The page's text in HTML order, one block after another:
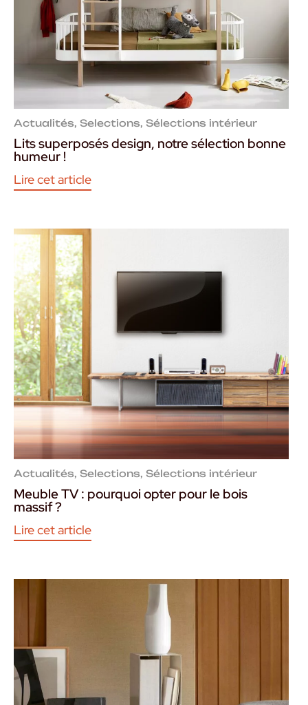
Actualités, Selections, Sélections intérieur
Lits superposés design, notre sélection bonne
humeur !
Lire cet article
Actualités, Selections, Sélections intérieur
Meuble TV : pourquoi opter pour le bois
massif ?
Lire cet article